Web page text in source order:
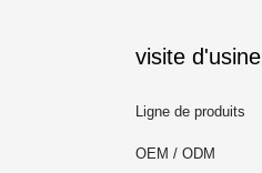
visite d'usine
Ligne de produits
OEM / ODM